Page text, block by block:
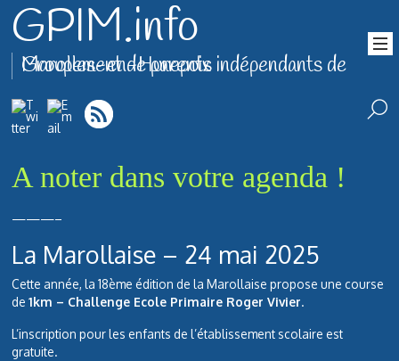
GPIM.info
Groupement de parents indépendants de Marolles-en-Hurepoix
A noter dans votre agenda !
———–
La Marollaise – 24 mai 2025
Cette année, la 18ème édition de la Marollaise propose une course
de1km – Challenge Ecole Primaire Roger Vivier.
L’inscription pour les enfants de l’établissement scolaire est
gratuite.